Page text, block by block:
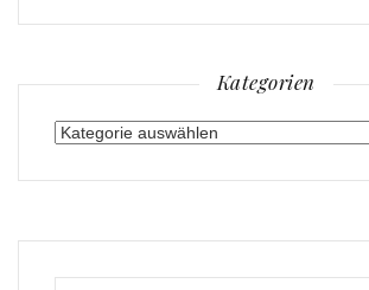
Kategorien
Kategorien